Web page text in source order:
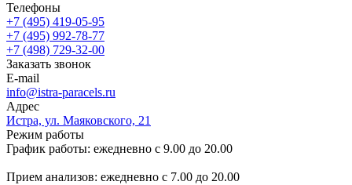
Телефоны
+7 (495) 419-05-95
+7 (495) 992-78-77
+7 (498) 729-32-00
Заказать звонок
E-mail
info@istra-paracels.ru
Адрес
Истра, ул. Маяковского, 21
Режим работы
График работы: ежедневно с 9.00 до 20.00
Прием анализов: ежедневно с 7.00 до 20.00